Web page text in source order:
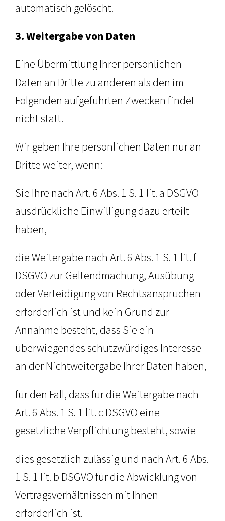
automatisch gelöscht.
3. Weitergabe von Daten
Eine Übermittlung Ihrer persönlichen
Daten an Dritte zu anderen als den im
Folgenden aufgeführten Zwecken findet
nicht statt.
Wir geben Ihre persönlichen Daten nur an
Dritte weiter, wenn:
Sie Ihre nach Art. 6 Abs. 1 S. 1 lit. a DSGVO
ausdrückliche Einwilligung dazu erteilt
haben,
die Weitergabe nach Art. 6 Abs. 1 S. 1 lit. f
DSGVO zur Geltendmachung, Ausübung
oder Verteidigung von Rechtsansprüchen
erforderlich ist und kein Grund zur
Annahme besteht, dass Sie ein
überwiegendes schutzwürdiges Interesse
an der Nichtweitergabe Ihrer Daten haben,
für den Fall, dass für die Weitergabe nach
Art. 6 Abs. 1 S. 1 lit. c DSGVO eine
gesetzliche Verpflichtung besteht, sowie
dies gesetzlich zulässig und nach Art. 6 Abs.
1 S. 1 lit. b DSGVO für die Abwicklung von
Vertragsverhältnissen mit Ihnen
erforderlich ist.